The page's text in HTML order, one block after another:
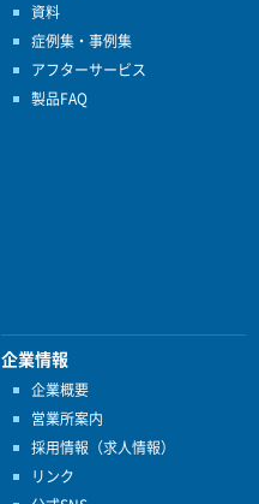
資料
症例集・事例集
アフターサービス
製品FAQ
企業情報
企業概要
営業所案内
採用情報（求人情報）
リンク